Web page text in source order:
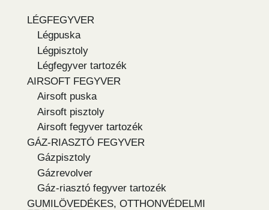
LÉGFEGYVER
Légpuska
Légpisztoly
Légfegyver tartozék
AIRSOFT FEGYVER
Airsoft puska
Airsoft pisztoly
Airsoft fegyver tartozék
GÁZ-RIASZTÓ FEGYVER
Gázpisztoly
Gázrevolver
Gáz-riasztó fegyver tartozék
GUMILÖVEDÉKES, OTTHONVÉDELMI